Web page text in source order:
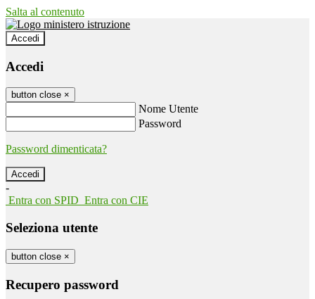
Salta al contenuto
Accedi
Accedi
button close ×
Nome Utente
Password
Password dimenticata?
-
Entra con SPID Entra con CIE
Seleziona utente
button close ×
Recupero password